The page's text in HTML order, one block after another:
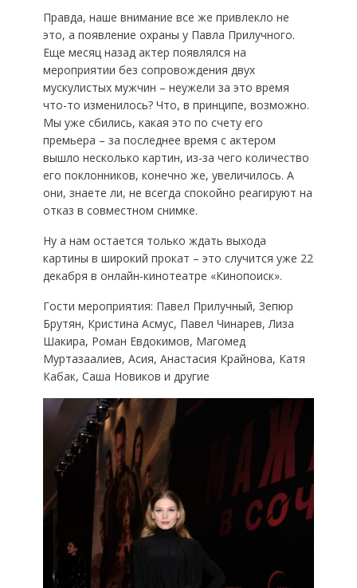
Правда, наше внимание все же привлекло не
это, а появление охраны у Павла Прилучного.
Еще месяц назад актер появлялся на
мероприятии без сопровождения двух
мускулистых мужчин – неужели за это время
что-то изменилось? Что, в принципе, возможно.
Мы уже сбились, какая это по счету его
премьера – за последнее время с актером
вышло несколько картин, из-за чего количество
его поклонников, конечно же, увеличилось. А
они, знаете ли, не всегда спокойно реагируют на
отказ в совместном снимке.
Ну а нам остается только ждать выхода
картины в широкий прокат – это случится уже 22
декабря в онлайн-кинотеатре «Кинопоиск».
Гости мероприятия: Павел Прилучный, Зепюр
Брутян, Кристина Асмус, Павел Чинарев, Лиза
Шакира, Роман Евдокимов, Магомед
Муртазаалиев, Асия, Анастасия Крайнова, Катя
Кабак, Саша Новиков и другие